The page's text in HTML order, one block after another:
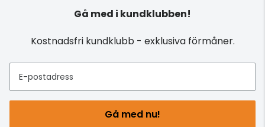
Gå med i kundklubben!
Kostnadsfri kundklubb - exklusiva förmåner.
E-postadress
Gå med nu!